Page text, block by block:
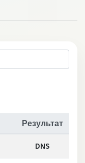
Результат
DNS